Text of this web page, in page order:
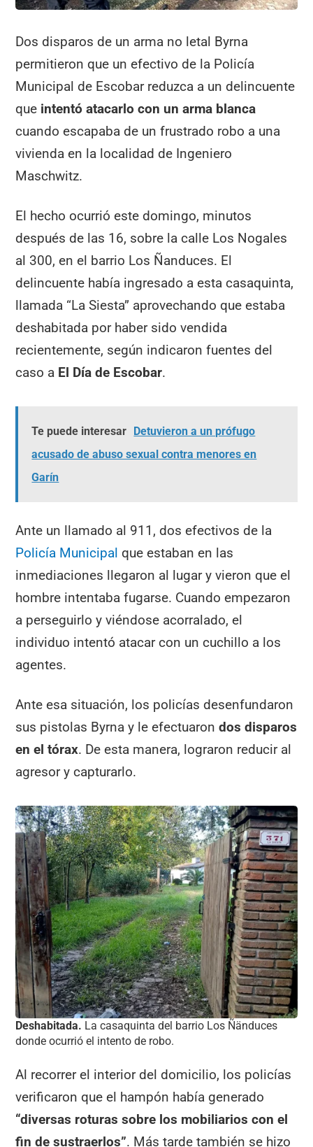
Dos disparos de un arma no letal Byrna
permitieron que un efectivo de la Policía
Municipal de Escobar reduzca a un delincuente
que intentó atacarlo con un arma blanca
cuando escapaba de un frustrado robo a una
vivienda en la localidad de Ingeniero
Maschwitz.
El hecho ocurrió este domingo, minutos
después de las 16, sobre la calle Los Nogales
al 300, en el barrio Los Ñanduces. El
delincuente había ingresado a esta casaquinta,
llamada “La Siesta” aprovechando que estaba
deshabitada por haber sido vendida
recientemente, según indicaron fuentes del
caso a El Día de Escobar.
Te puede interesar
Detuvieron a un prófugo
acusado de abuso sexual contra menores en
Garín
Ante un llamado al 911, dos efectivos de la
Policía Municipal que estaban en las
inmediaciones llegaron al lugar y vieron que el
hombre intentaba fugarse. Cuando empezaron
a perseguirlo y viéndose acorralado, el
individuo intentó atacar con un cuchillo a los
agentes.
Ante esa situación, los policías desenfundaron
sus pistolas Byrna y le efectuarondos disparos
en el tórax. De esta manera, lograron reducir al
agresor y capturarlo.
Deshabitada. La casaquinta del barrio Los Ñänduces
donde ocurrió el intento de robo.
Al recorrer el interior del domicilio, los policías
verificaron que el hampón había generado
“diversas roturas sobre los mobiliarios con el
fin de sustraerlos”. Más tarde también se hizo